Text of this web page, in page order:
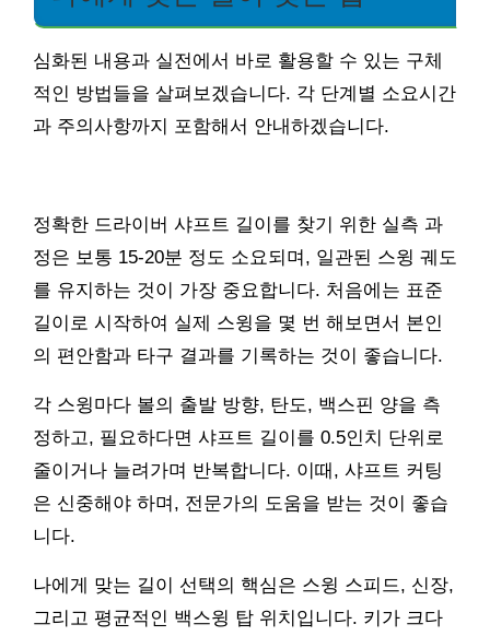
심화된 내용과 실전에서 바로 활용할 수 있는 구체
적인 방법들을 살펴보겠습니다. 각 단계별 소요시간
과 주의사항까지 포함해서 안내하겠습니다.
정확한 드라이버 샤프트 길이를 찾기 위한 실측 과
정은 보통 15-20분 정도 소요되며, 일관된 스윙 궤도
를 유지하는 것이 가장 중요합니다. 처음에는 표준
길이로 시작하여 실제 스윙을 몇 번 해보면서 본인
의 편안함과 타구 결과를 기록하는 것이 좋습니다.
각 스윙마다 볼의 출발 방향, 탄도, 백스핀 양을 측
정하고, 필요하다면 샤프트 길이를 0.5인치 단위로
줄이거나 늘려가며 반복합니다. 이때, 샤프트 커팅
은 신중해야 하며, 전문가의 도움을 받는 것이 좋습
니다.
나에게 맞는 길이 선택의 핵심은 스윙 스피드, 신장,
그리고 평균적인 백스윙 탑 위치입니다. 키가 크다